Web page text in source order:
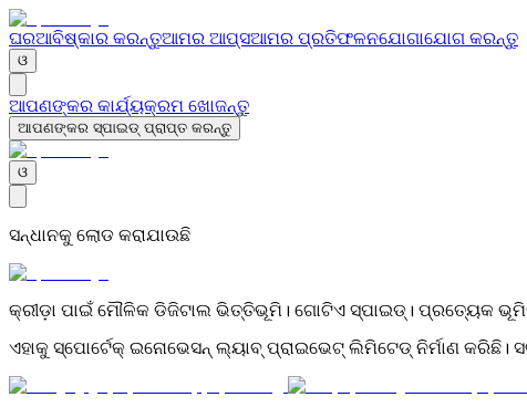
ଘରଆବିଷ୍କାର କରନ୍ତୁଆମର ଆପ୍ସଆମର ପ୍ରତିଫଳନଯୋଗାଯୋଗ କରନ୍ତୁ
ଓ
ଆପଣଙ୍କର କାର୍ଯ୍ୟକ୍ରମ ଖୋଜନ୍ତୁ
ଆପଣଙ୍କର ସ୍ପାଇଡ୍ ପ୍ରାପ୍ତ କରନ୍ତୁ
ଓ
ସନ୍ଧାନକୁ ଲୋଡ କରାଯାଉଛି
କ୍ରୀଡ଼ା ପାଇଁ ମୌଳିକ ଡିଜିଟାଲ ଭିତ୍ତିଭୂମି। ଗୋଟିଏ ସ୍ପାଇଡ୍। ପ୍ରତ୍ୟେକ
ଏହାକୁ ସ୍ପୋର୍ଟେକ୍ ଇନୋଭେସନ୍ ଲ୍ୟାବ୍ ପ୍ରାଇଭେଟ୍ ଲିମିଟେଡ୍ ନିର୍ମାଣ କରିଛି।